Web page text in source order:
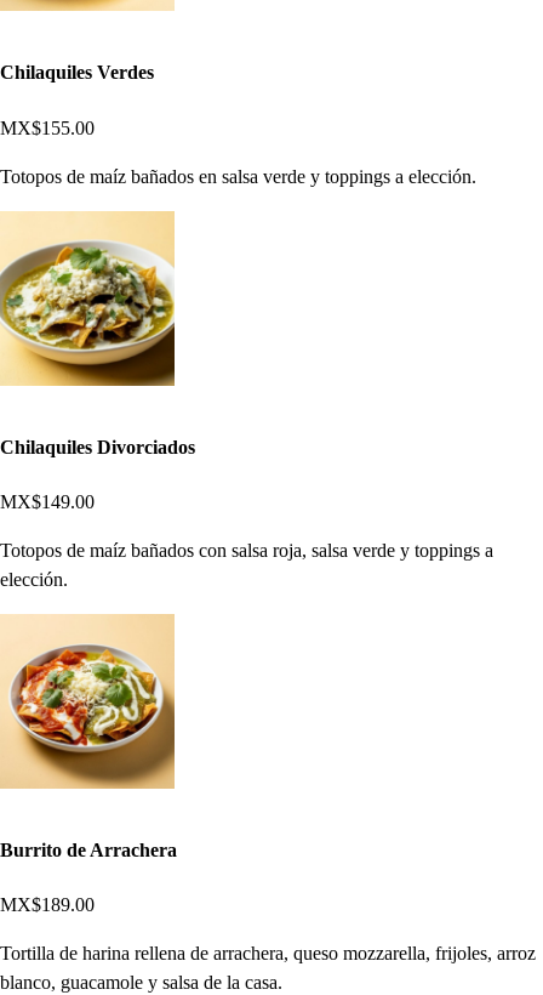
Chilaquiles Verdes
MX$155.00
Totopos de maíz bañados en salsa verde y toppings a elección.
Chilaquiles Divorciados
MX$149.00
Totopos de maíz bañados con salsa roja, salsa verde y toppings a
elección.
Burrito de Arrachera
MX$189.00
Tortilla de harina rellena de arrachera, queso mozzarella, frijoles, arroz
blanco, guacamole y salsa de la casa.